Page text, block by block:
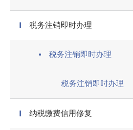
税务注销即时办理
税务注销即时办理
税务注销即时办理
纳税缴费信用修复